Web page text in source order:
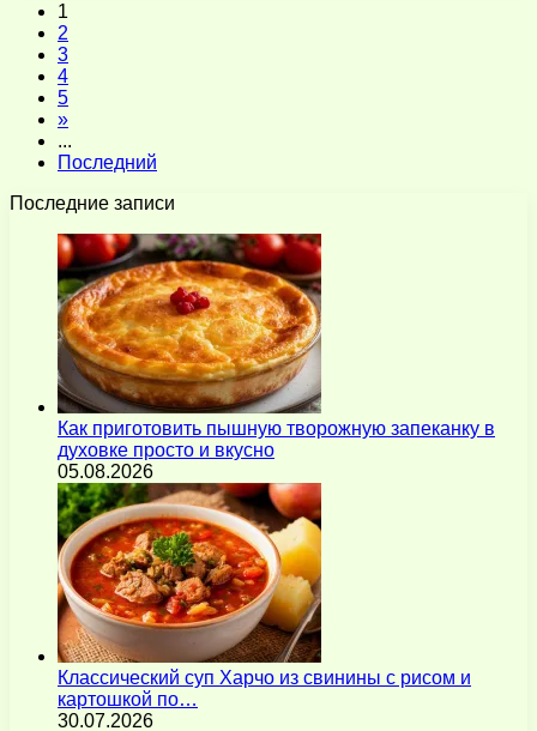
1
2
3
4
5
»
...
Последний
Последние записи
Как приготовить пышную творожную запеканку в
духовке просто и вкусно
05.08.2026
Классический суп Харчо из свинины с рисом и
картошкой по…
30.07.2026